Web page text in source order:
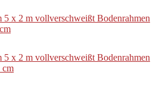
x 2 m vollverschweißt Bodenrahmen
x 2 m vollverschweißt Bodenrahmen
cm